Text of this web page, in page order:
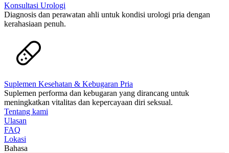
Konsultasi Urologi
Diagnosis dan perawatan ahli untuk kondisi urologi pria dengan
kerahasiaan penuh.
Suplemen Kesehatan & Kebugaran Pria
Suplemen performa dan kebugaran yang dirancang untuk
meningkatkan vitalitas dan kepercayaan diri seksual.
Tentang kami
Ulasan
FAQ
Lokasi
Bahasa